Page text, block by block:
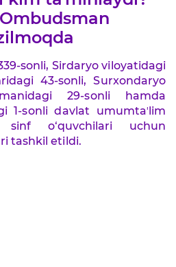
sonli, Sirdaryo viloyatidagi
43-sonli, Surxondaryo
29-sonli hamda
1-sonli davlat umumtaʼlim
o‘quvchilari uchun
tashkil etildi.